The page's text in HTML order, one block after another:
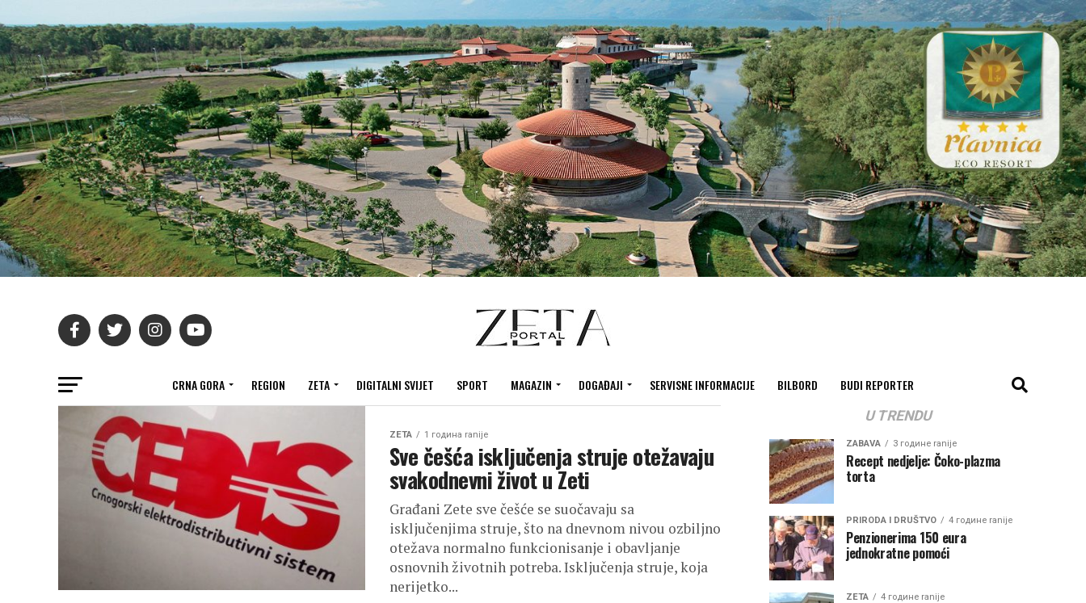
CRNA GORA REGION ZETA DIGITALNI SVIJET SPORT MAGAZIN DOGAĐAJI SERVISNE INFORMACIJE BILBORD BUDI REPORTER
ZETA 1 година ranije
Sve češća isključenja struje otežavaju
svakodnevni život u Zeti
Građani Zete sve češće se suočavaju sa
isključenjima struje, što na dnevnom nivou ozbiljno
otežava normalno funkcionisanje i obavljanje
osnovnih životnih potreba. Isključenja struje, koja
nerijetko...
U TRENDU
ZABAVA 3 године ranije
Recept nedjelje: Čoko-plazma
torta
PRIRODA I DRUŠTVO 4 године ranije
Penzionerima 150 eura
jednokratne pomoći
ZETA 4 године ranije